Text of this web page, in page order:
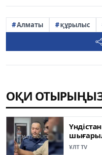
Алматы құрылыс
ОҚИ
ҰЛТ TV